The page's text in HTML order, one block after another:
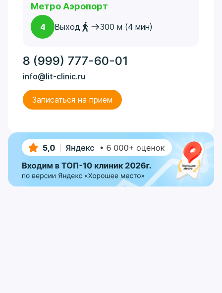
Метро Аэропорт
4 Выход 300 м (4 мин)
8 (999) 777-60-01
info@lit-clinic.ru
Записаться на прием